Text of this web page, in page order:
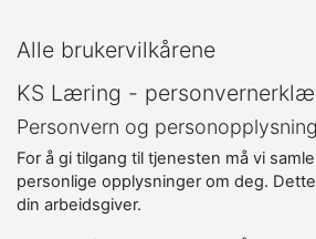
Alle brukervilkårene
KS Læring -
Personvern og
For å gi tilgang til tjenesten må vi
personlige opplysninger om deg.
din arbeidsgiver.